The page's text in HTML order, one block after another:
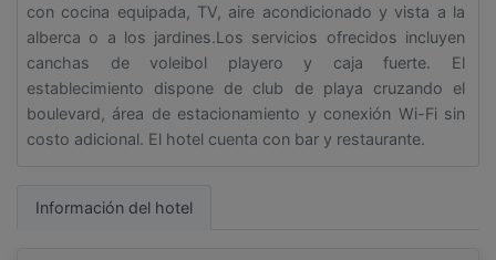
con cocina equipada, TV, aire acondicionado y vista a la
alberca o a los jardines.Los servicios ofrecidos incluyen
canchas de voleibol playero y caja fuerte. El
establecimiento dispone de club de playa cruzando el
boulevard, área de estacionamiento y conexión Wi-Fi sin
costo adicional. El hotel cuenta con bar y restaurante.
Información del hotel